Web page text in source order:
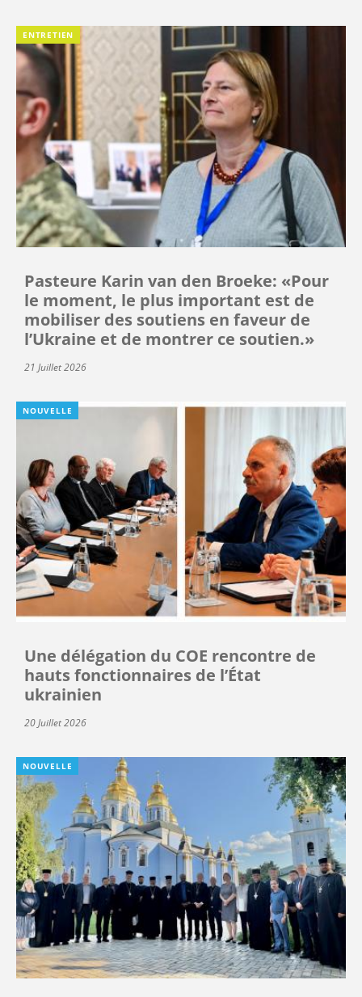
ENTRETIEN
Pasteure Karin van den Broeke: «Pour
le moment, le plus important est de
mobiliser des soutiens en faveur de
l’Ukraine et de montrer ce soutien.»
21 Juillet 2026
NOUVELLE
Une délégation du COE rencontre de
hauts fonctionnaires de l’État
ukrainien
20 Juillet 2026
NOUVELLE